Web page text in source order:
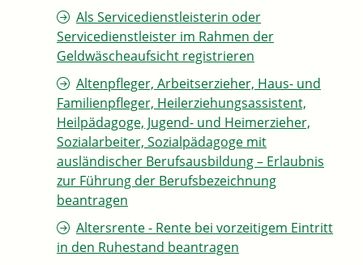
Als Servicedienstleisterin oder
Servicedienstleister im Rahmen der
Geldwäscheaufsicht registrieren
Altenpfleger, Arbeitserzieher, Haus- und
Familienpfleger, Heilerziehungsassistent,
Heilpädagoge, Jugend- und Heimerzieher,
Sozialarbeiter, Sozialpädagoge mit
ausländischer Berufsausbildung – Erlaubnis
zur Führung der Berufsbezeichnung
beantragen
Altersrente - Rente bei vorzeitigem Eintritt
in den Ruhestand beantragen